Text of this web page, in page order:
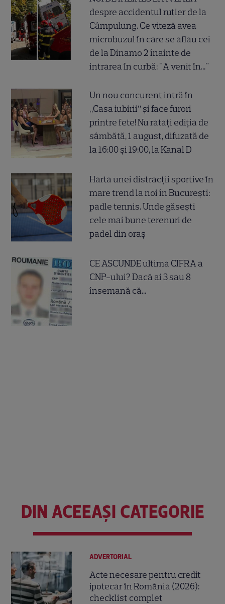
despre accidentul rutier de la
Câmpulung. Ce viteză avea
microbuzul în care se aflau cei
de la Dinamo 2 înainte de
intrarea în curbă: "A venit în..."
Un nou concurent intră în
„Casa iubirii” și face furori
printre fete! Nu ratați ediția de
sâmbătă, 1 august, difuzată de
la 16:00 și 19:00, la Kanal D
Harta unei distracții sportive în
mare trend la noi în București:
padle tennis. Unde găsești
cele mai bune terenuri de
padel din oraș
CE ASCUNDE ultima CIFRA a
CNP-ului? Dacă ai 3 sau 8
însemană că...
DIN ACEEAȘI CATEGORIE
ADVERTORIAL
Acte necesare pentru credit
ipotecar în România (2026):
checklist complet